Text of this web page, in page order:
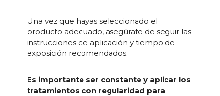
Una vez que hayas seleccionado el
producto adecuado, asegúrate de seguir las
instrucciones de aplicación y tiempo de
exposición recomendados.
Es importante ser constante y aplicar los
tratamientos con regularidad para